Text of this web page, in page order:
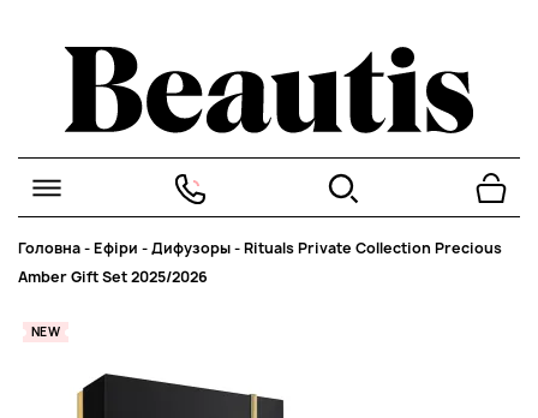
Головна-Ефіри -Дифузоры-Rituals Private Collection Precious
Amber Gift Set 2025/2026
NEW